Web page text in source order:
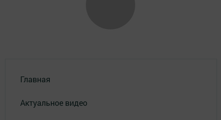
Главная
Актуальное видео